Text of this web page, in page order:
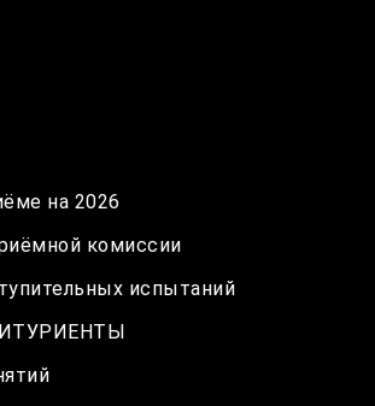
на 2026
комиссии
испытаний